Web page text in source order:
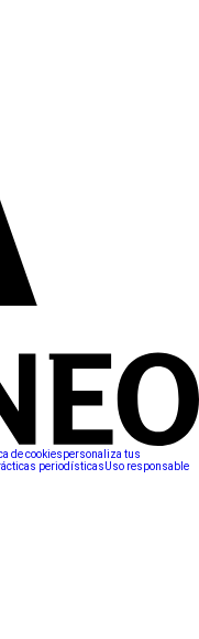
de cookiespersonaliza tus
periodísticasUso responsable